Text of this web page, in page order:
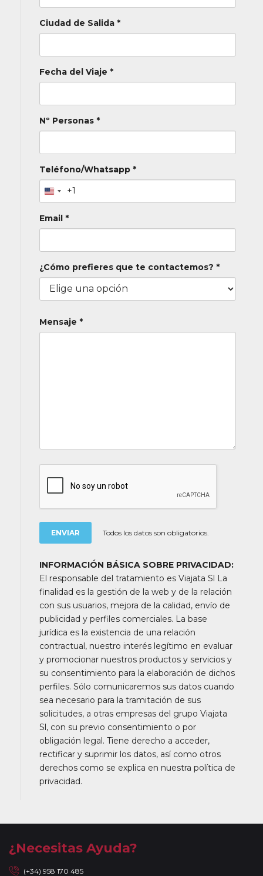
especiales.
SEGURO:
Este viaje se rige por las siguientes Condiciones Generales
de ampliación del seguro.
Ciudad de Salida *
Fecha del Viaje *
Nº Personas *
Teléfono/Whatsapp *
+1
Email *
¿Cómo prefieres que te contactemos? *
Mensaje *
Todos los datos son obligatorios.
INFORMACIÓN BÁSICA SOBRE PRIVACIDAD:
El responsable del tratamiento es Viajata Sl La
finalidad es la gestión de la web y de la relación
con sus usuarios, mejora de la calidad, envío de
publicidad y perfiles comerciales. La base
jurídica es la existencia de una relación
contractual, nuestro interés legítimo en evaluar
y promocionar nuestros productos y servicios y
su consentimiento para la elaboración de dichos
perfiles. Sólo comunicaremos sus datos cuando
sea necesario para la tramitación de sus
solicitudes, a otras empresas del grupo Viajata
Sl, con su previo consentimiento o por
obligación legal. Tiene derecho a acceder,
rectificar y suprimir los datos, así como otros
derechos como se explica en nuestra política de
privacidad.
¿Necesitas Ayuda?
(+34) 958 170 485